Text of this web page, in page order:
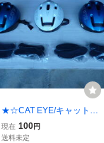
★☆CAT EYE/キャットア
イ Lサイズサイクルヘル
メット ブルー2点 ホワイ
現在 100円
送料未定